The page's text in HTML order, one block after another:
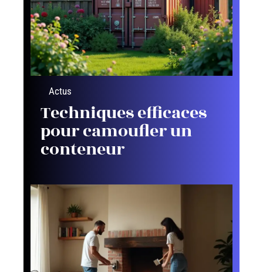
Actus
Techniques efficaces
pour camoufler un
conteneur